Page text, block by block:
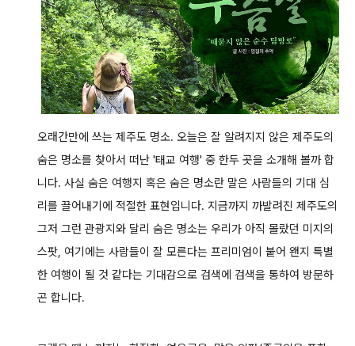
오래간만에 쓰는 제주도 명소. 오늘은 잘 알려지지 않은 제주도의
숨은 명소를 찾아서 떠난 '태교 여행' 중 한두 곳을 소개해 볼까 합
니다. 사실 숨은 여행지 혹은 숨은 명소란 말은 사람들의 기대 심
리를 끌어내기에 적절한 표현입니다. 지금까지 까발려진 제주도의
그저 그런 관광지와 달리 숨은 명소는 우리가 아직 몰랐던 미지의
스팟, 여기에는 사람들이 잘 모른다는 프리미엄이 붙어 왠지 특별
한 여행이 될 것 같다는 기대감으로 검색에 검색을 통하여 방문하
곤 합니다.